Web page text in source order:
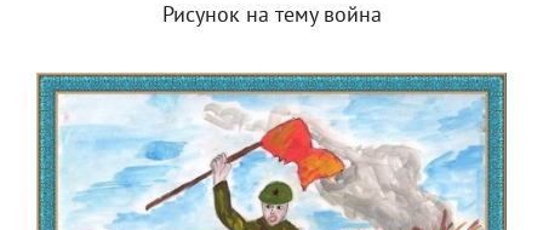
Рисунок на тему война